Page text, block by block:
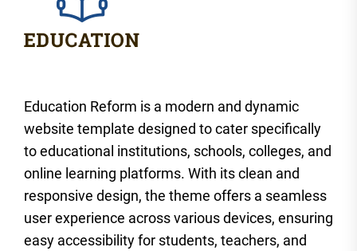
Education Reform is a modern and dynamic
website template designed to cater specifically
to educational institutions, schools, colleges, and
online learning platforms. With its clean and
responsive design, the theme offers a seamless
user experience across various devices, ensuring
easy accessibility for students, teachers, and